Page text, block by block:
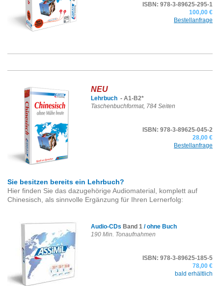
ISBN: 978-3-89625-295-1
100,00 €
Bestellanfrage
NEU
Lehrbuch - A1-B2*
Taschenbuchformat, 784 Seiten
ISBN: 978-3-89625-045-2
28,00 €
Bestellanfrage
Sie besitzen bereits ein Lehrbuch?
Hier finden Sie das dazugehörige Audiomaterial, komplett auf
Chinesisch, als sinnvolle Ergänzung für Ihren Lernerfolg:
Audio-CDs Band 1 / ohne Buch
190 Min. Tonaufnahmen
ISBN: 978-3-89625-185-5
78,00 €
bald erhältlich